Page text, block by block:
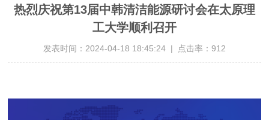
热烈庆祝第13届中韩清洁能源研讨会在太原理
工大学顺利召开
发表时间：2024-04-18 18:45:24 | 点击率：912